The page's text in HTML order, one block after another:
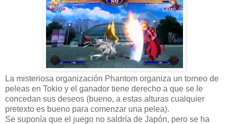
La misteriosa organización Phantom organiza un torneo de
peleas en Tokio y el ganador tiene derecho a que se le
concedan sus deseos (bueno, a estas alturas cualquier
pretexto es bueno para comenzar una pelea).
Se suponía que el juego no saldría de Japón, pero se ha